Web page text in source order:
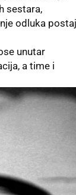
sestara,
odluka
unutar
a time i